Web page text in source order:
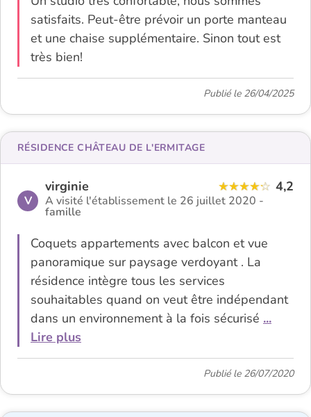
satisfaits. Peut-être prévoir un porte manteau
et une chaise supplémentaire. Sinon tout est
très bien!
Publié le 26/04/2025
V
virginie 4,2
A visité l'établissement le 26 juillet 2020 -
famille
Coquets appartements avec balcon et vue
panoramique sur paysage verdoyant . La
résidence intègre tous les services
souhaitables quand on veut être indépendant
dans un environnement à la fois sécurisé ...
Lire plus
RÉSIDENCE CHÂTEAU DE L'ERMITAGE
Publié le 26/07/2020